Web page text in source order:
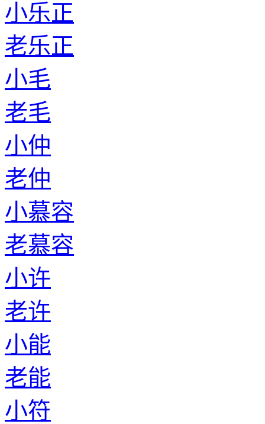
小乐正
老乐正
小毛
老毛
小仲
老仲
小慕容
老慕容
小许
老许
小能
老能
小符